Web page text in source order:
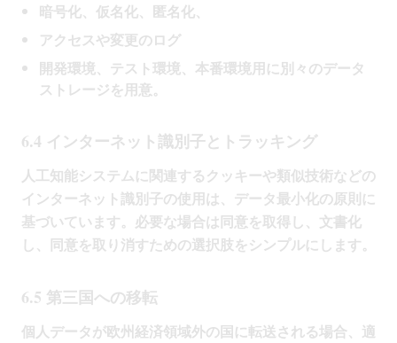
暗号化、仮名化、匿名化、
アクセスや変更のログ
開発環境、テスト環境、本番環境用に別々のデータ
ストレージを用意。
6.4 インターネット識別子とトラッキング
人工知能システムに関連するクッキーや類似技術などの
インターネット識別子の使用は、データ最小化の原則に
基づいています。必要な場合は同意を取得し、文書化
し、同意を取り消すための選択肢をシンプルにします。
6.5 第三国への移転
個人データが欧州経済領域外の国に転送される場合、適